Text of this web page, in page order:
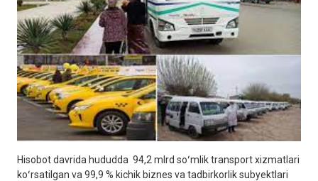
Hisobot davrida hududda 94,2 mlrd soʻmlik transport xizmatlari
koʻrsatilgan va 99,9 % kichik biznes va tadbirkorlik subyektlari